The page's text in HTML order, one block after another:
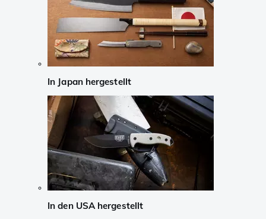
In Japan hergestellt
In den USA hergestellt